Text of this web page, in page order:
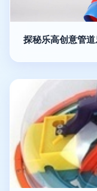
探秘乐高创意管